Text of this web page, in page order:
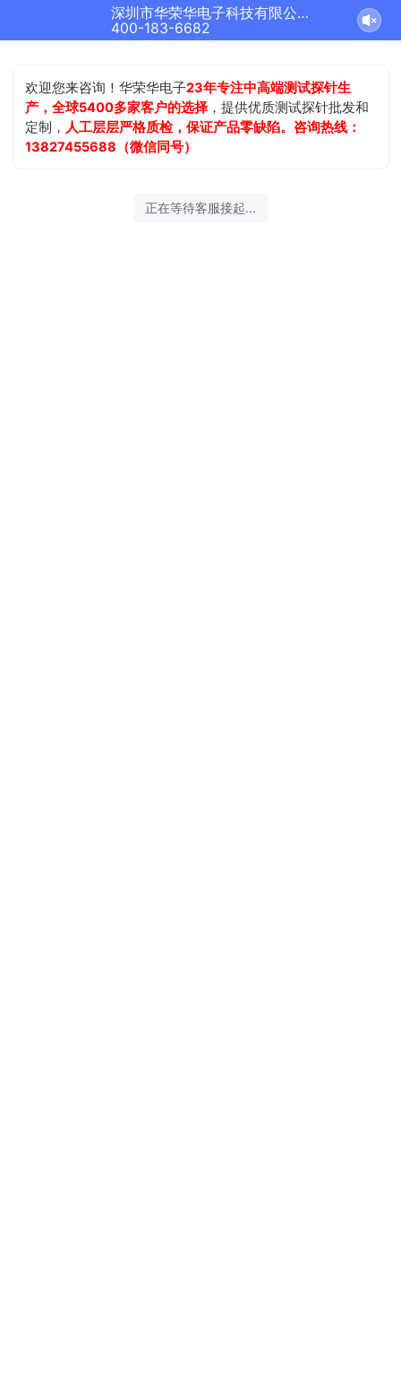
深圳市华荣华电子科技有限公司正在为您服务
400-183-6682
欢迎您来咨询！华荣华电子23年专注中高端测试探针生
产，全球5400多家客户的选择 ，提供优质测试探针批发和
定制， 人工层层严格质检，保证产品零缺陷。咨询热线：
13827455688（微信同号）
正在等待客服接起...